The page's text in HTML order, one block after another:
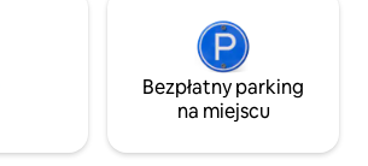
Bezpłatny parking
na miejscu